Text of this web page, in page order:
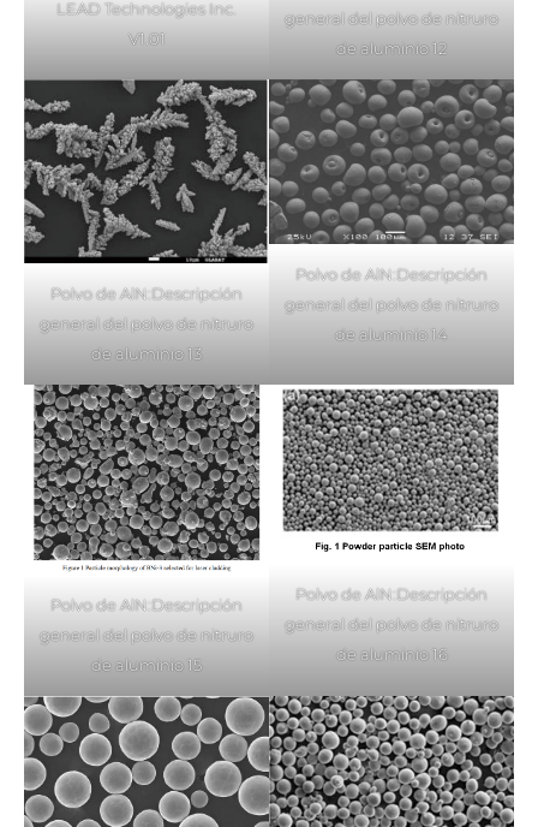
LEAD Technologies Inc.
V1.01
general del polvo de nitruro
de aluminio 12
Polvo de AlN:Descripción
general del polvo de nitruro
de aluminio 13
Polvo de AlN:Descripción
general del polvo de nitruro
de aluminio 14
Polvo de AlN:Descripción
general del polvo de nitruro
de aluminio 15
Polvo de AlN:Descripción
general del polvo de nitruro
de aluminio 16